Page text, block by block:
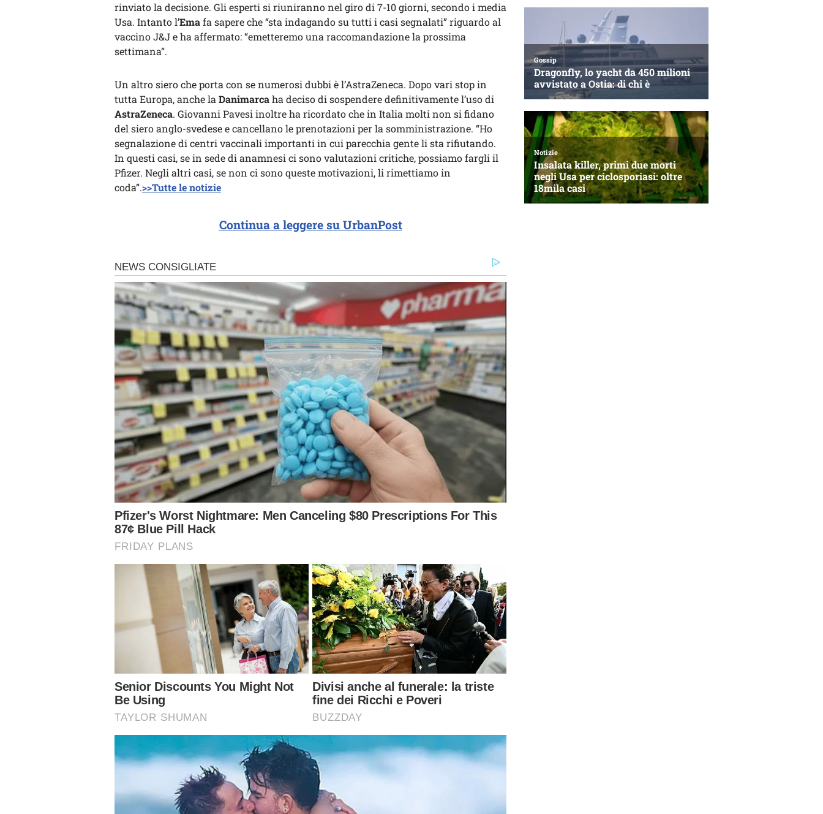
rinviato la decisione. Gli esperti si riuniranno nel giro di 7-10 giorni, secondo i media
Usa. Intanto l’Emafa sapere che “sta indagando su tutti i casi segnalati” riguardo al
vaccino J&J e ha affermato: “emetteremo una raccomandazione la prossima
settimana”.
Un altro siero che porta con se numerosi dubbi è l’AstraZeneca. Dopo vari stop in
tutta Europa, anche la Danimarcaha deciso di sospendere definitivamente l’uso di
AstraZeneca. Giovanni Pavesi inoltre ha ricordato che in Italia molti non si fidano
del siero anglo-svedese e cancellano le prenotazioni per la somministrazione. “Ho
segnalazione di centri vaccinali importanti in cui parecchia gente li sta rifiutando.
In questi casi, se in sede di anamnesi ci sono valutazioni critiche, possiamo fargli il
Pfizer. Negli altri casi, se non ci sono queste motivazioni, li rimettiamo in
coda”.>>Tutte le notizie
Continua a leggere su UrbanPost